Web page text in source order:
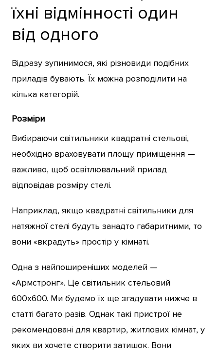
їхні відмінності один
від одного
Відразу зупинимося, які різновиди подібних
приладів бувають. Їх можна розподілити на
кілька категорій.
Розміри
Вибираючи світильники квадратні стельові,
необхідно враховувати площу приміщення —
важливо, щоб освітлювальний прилад
відповідав розміру стелі.
Наприклад, якщо квадратні світильники для
натяжної стелі будуть занадто габаритними, то
вони «вкрадуть» простір у кімнаті.
Одна з найпоширеніших моделей —
«Армстронг». Це світильник стельовий
600х600. Ми будемо їх ще згадувати нижче в
статті багато разів. Однак такі пристрої не
рекомендовані для квартир, житлових кімнат, у
яких ви хочете створити затишок. Вони